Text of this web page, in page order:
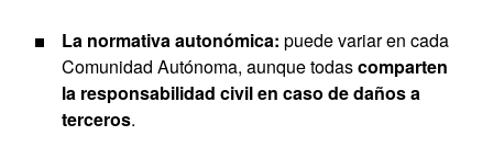
La normativa autonómica: puede variar en cada
Comunidad Autónoma, aunque todascomparten
la responsabilidad civil en caso de daños a
terceros.